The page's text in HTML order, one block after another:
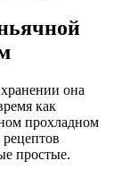
она
как
прохладном
простые.